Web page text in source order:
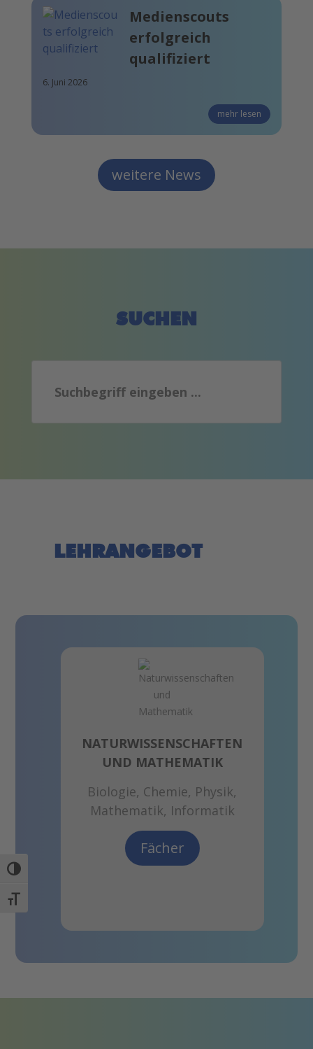
Umschalten auf hohe Kontraste
Schrift vergrößern
Medienscouts
erfolgreich
qualifiziert
6. Juni 2026
mehr lesen
weitere News
SUCHEN
LEHRANGEBOT
NATURWISSENSCHAFTEN
UND MATHEMATIK
Biologie, Chemie, Physik,
Mathematik, Informatik
Fächer